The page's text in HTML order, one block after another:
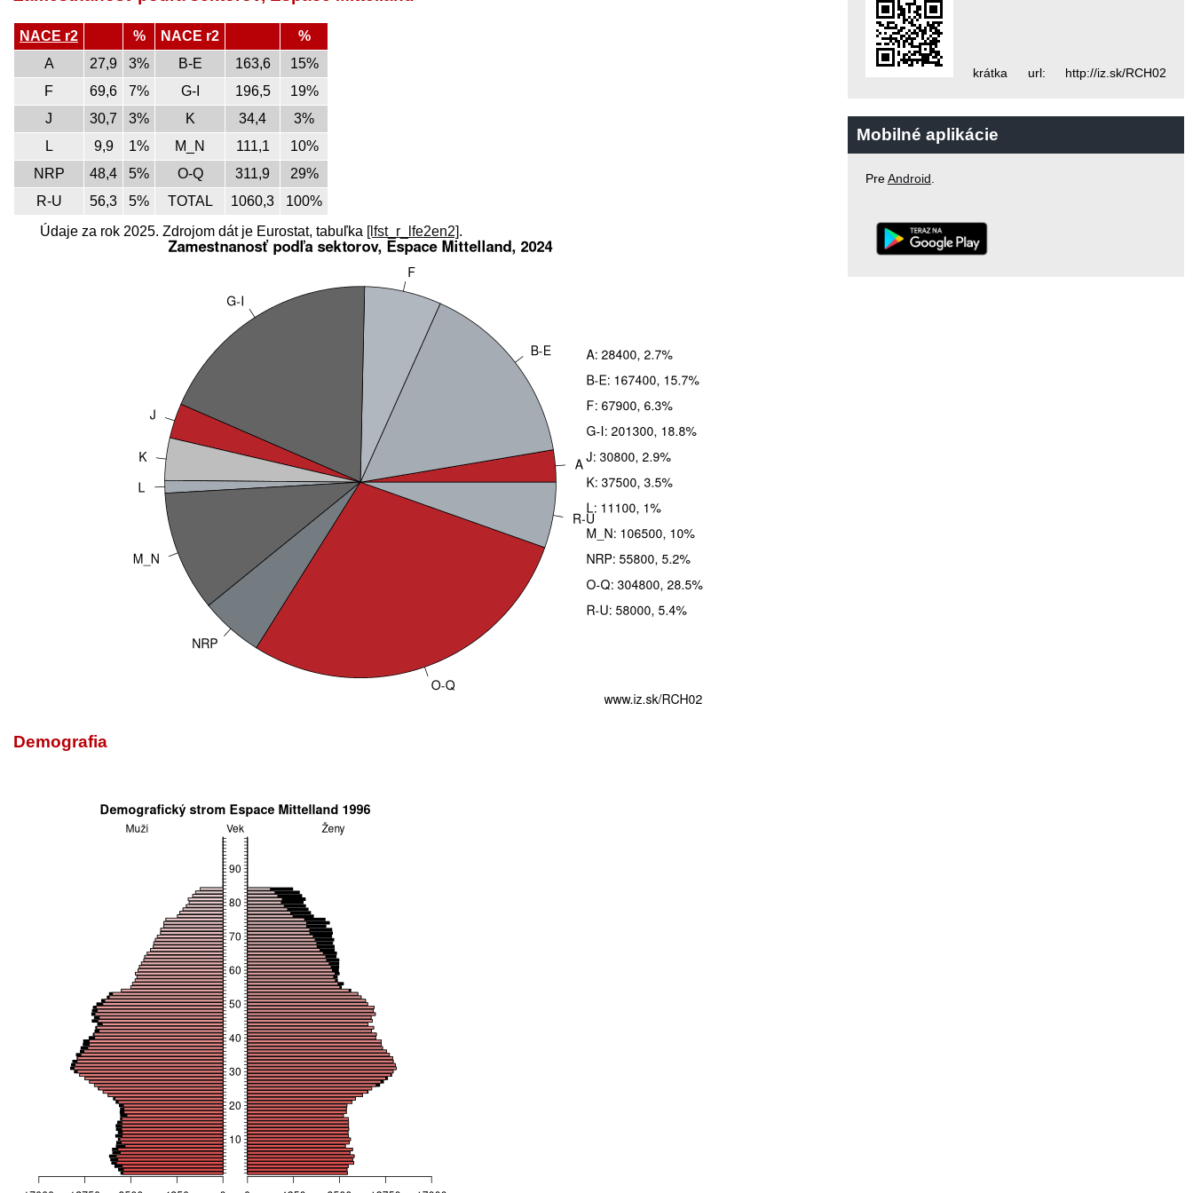
NACE r2 % NACE r2
%
A
27,9 3% B-E 163,6
15%
F
69,6 7% G-I 196,5
19%
J
30,7 3% K 34,4
3%
L
9,9 1% M_N 111,1
10%
NRP
48,4 5% O-Q 311,9
29%
R-U
56,3 5% TOTAL 1060,3
100%
Údaje za rok 2025. Zdrojom dát je Eurostat, tabuľka [lfst_r_lfe2en2].
Demografia
krátka url: http://iz.sk/RCH02
Mobilné aplikácie
PreAndroid